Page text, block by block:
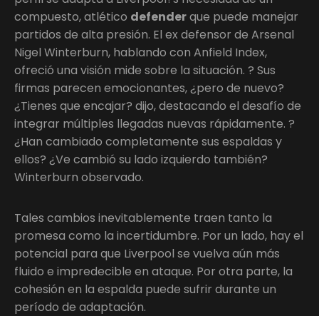
compuesto, atlético defenderque puede manejar
partidos de alta presión. El ex defensor de Arsenal
Nigel Winterburn, hablando con Anfield Index,
ofreció una visión mide sobre la situación. ? Sus
firmas parecen emocionantes, ¿pero de nuevo?
¿Tienes que encajar? dijo, destacando el desafío de
integrar múltiples llegadas nuevas rápidamente. ?
¿Han cambiado completamente sus espaldas y
ellos? ¿Ve cambió su lado izquierdo también?
Winterburn observado.
Tales cambios inevitablemente traen tanto la
promesa como la incertidumbre. Por un lado, hay el
potencial para que Liverpool se vuelva aún más
fluido e impredecible en ataque. Por otra parte, la
cohesión en la espalda puede sufrir durante un
período de adaptación.